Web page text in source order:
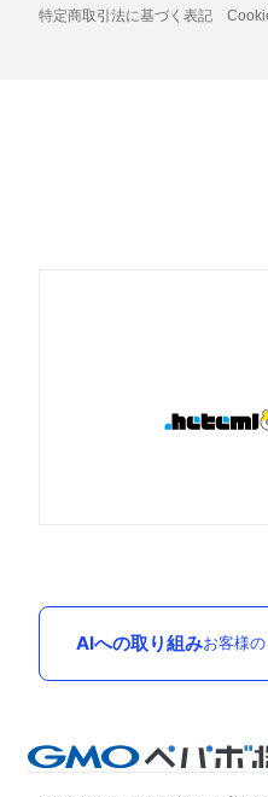
特定商取引法に基づく表記
AIへの取り組みお客様